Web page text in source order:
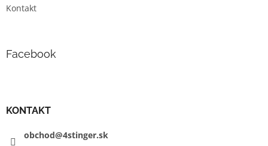
Kontakt
Facebook
KONTAKT
obchod@4stinger.sk